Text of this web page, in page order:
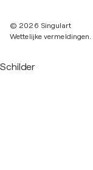
© 2026 Singulart
Wettelijke vermeldingen.
Schilder